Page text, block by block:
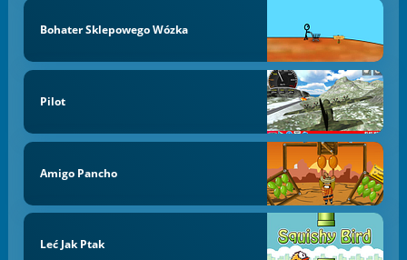
Bohater Sklepowego Wózka
Pilot
Amigo Pancho
Leć Jak Ptak